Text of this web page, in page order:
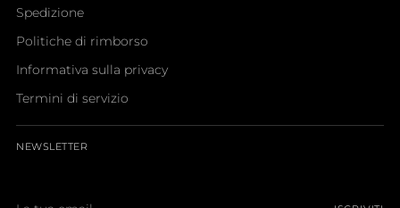
Spedizione
Politiche di rimborso
Informativa sulla privacy
Termini di servizio
NEWSLETTER